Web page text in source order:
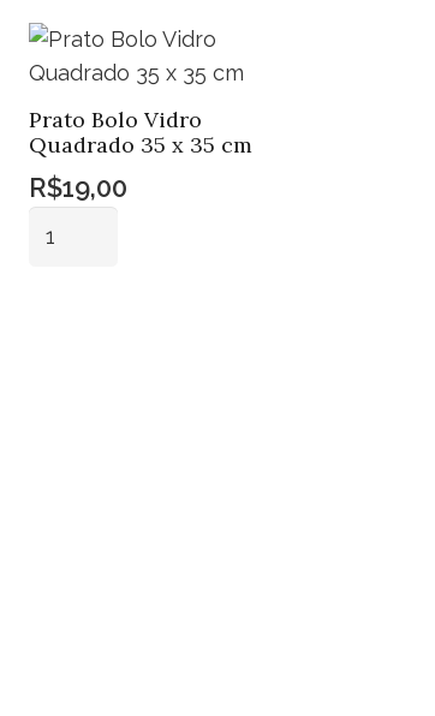
Prato Bolo Vidro
Quadrado 35 x 35 cm
R$19,00